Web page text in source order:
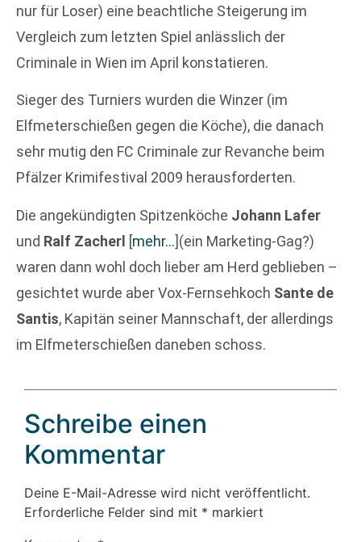
nur für Loser) eine beachtliche Steigerung im
Vergleich zum letzten Spiel anlässlich der
Criminale in Wien im April konstatieren.
Sieger des Turniers wurden die Winzer (im
Elfmeterschießen gegen die Köche), die danach
sehr mutig den FC Criminale zur Revanche beim
Pfälzer Krimifestival 2009 herausforderten.
Die angekündigten Spitzenköche Johann Lafer
und Ralf Zacherl [mehr…](ein Marketing-Gag?)
waren dann wohl doch lieber am Herd geblieben –
gesichtet wurde aber Vox-Fernsehkoch Sante de
Santis, Kapitän seiner Mannschaft, der allerdings
im Elfmeterschießen daneben schoss.
Schreibe einen
Kommentar
Deine E-Mail-Adresse wird nicht veröffentlicht.
Erforderliche Felder sind mit * markiert